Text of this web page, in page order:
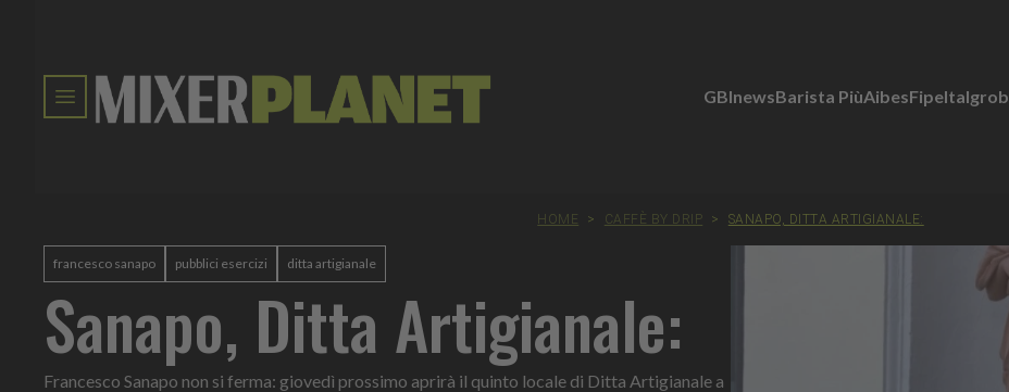
GBInewsBarista PiùAibesFipeItalgrob
HOME > CAFFÈ BY DRIP > SANAPO, DITTA ARTIGIANALE:
francesco sanapo pubblici esercizi ditta artigianale
Sanapo, Ditta Artigianale:
Francesco Sanapo non si ferma: giovedì prossimo aprirà il quinto locale di Ditta Artigianale a